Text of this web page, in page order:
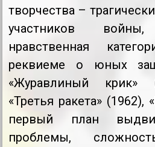
творчества –
участников
нравственная
реквиеме о юных
«Журавлиный крик»
«Третья ракета» (1962),
первый план
проблемы,